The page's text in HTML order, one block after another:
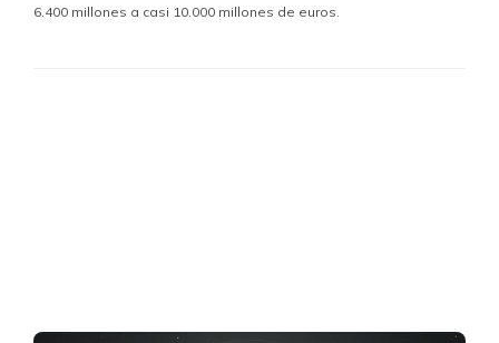
6.400 millones a casi 10.000 millones de euros.